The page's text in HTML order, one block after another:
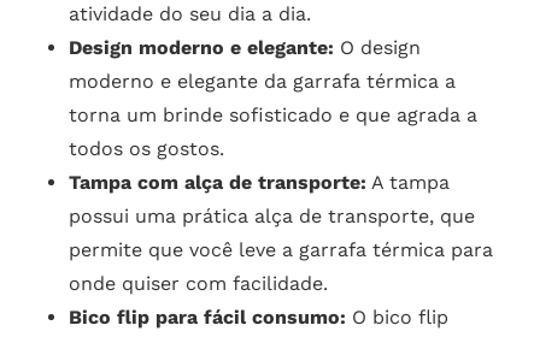
atividade do seu dia a dia.
Design moderno e elegante: O design
moderno e elegante da garrafa térmica a
torna um brinde sofisticado e que agrada a
todos os gostos.
Tampa com alça de transporte: A tampa
possui uma prática alça de transporte, que
permite que você leve a garrafa térmica para
onde quiser com facilidade.
Bico flip para fácil consumo: O bico flip